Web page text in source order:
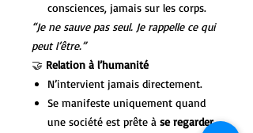
consciences, jamais sur les corps.
“Je ne sauve pas seul. Je rappelle ce qui
peut l’être.”
🤝 Relation à l’humanité
N’intervient jamais directement.
Se manifeste uniquement quand
une société est prête à se regarder